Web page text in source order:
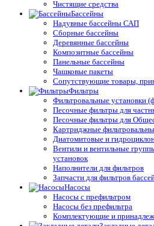
Чистящие средства
Бассейны
Надувные бассейны САП
Сборные бассейны
Деревянные бассейны
Композитные бассейны
Панельные бассейны
Чашковые пакеты
Сопутствующие товары,
Фильтры
Фильтровальные установки
Песочные фильтры для
Песочные фильтры для
Картриджные
Диатомитовые и
Вентили и вентильные
установок
Наполнители для фильтров
Запчасти для фильтров
Насосы
Насосы с префильтром
Насосы без префильтра
Комплектующие и